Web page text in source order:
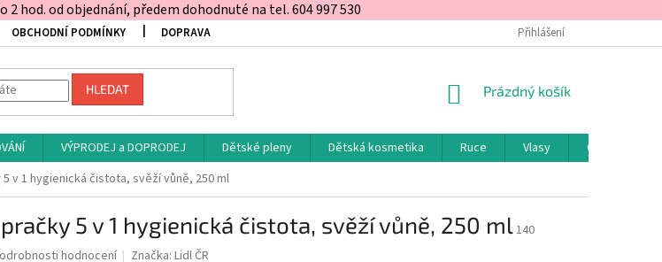
2 hod. od objednání, předem dohodnuté na tel. 604 997 530
OBCHODNÍ PODMÍNKY DOPRAVA Přihlášení
HLEDAT
NÁKUPNÍ
Prázdný košík
VÝPRODEJ a DOPRODEJ Dětské pleny Dětská kosmetika Ruce Vlasy
Obličej a rty
v 1 hygienická čistota, svěží vůně, 250 ml
5 v 1 hygienická čistota, svěží vůně, 250 ml140
hodnocení Značka:Lidl ČR